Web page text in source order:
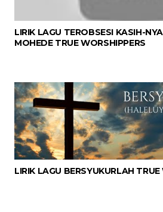
LIRIK LAGU TEROBSESI KASIH-
MOHEDE TRUE WORSHIPPERS
LIRIK LAGU BERSYUKURLAH